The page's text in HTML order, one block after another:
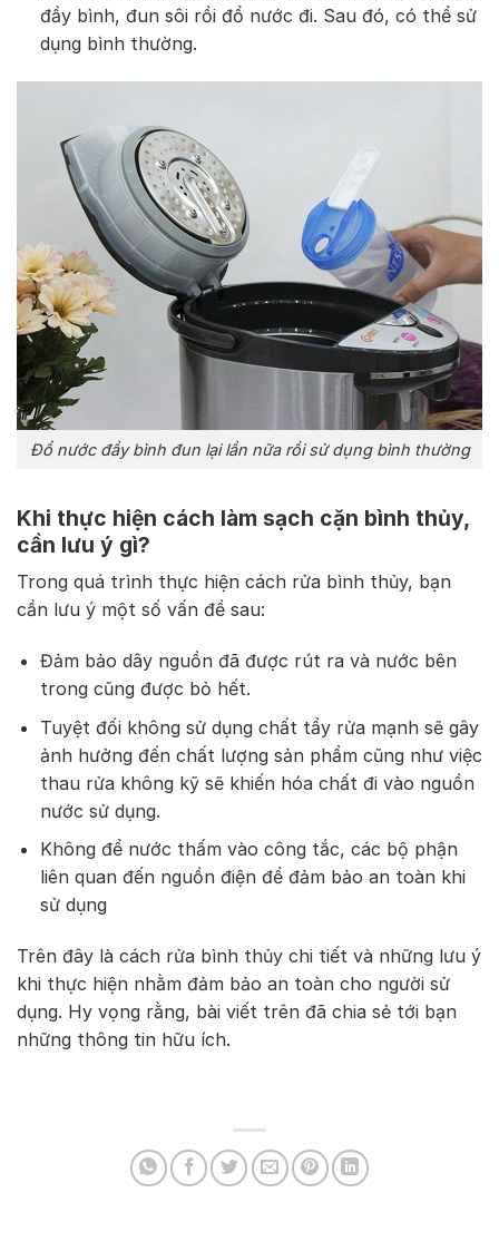
đầy bình, đun sôi rồi đổ nước đi. Sau đó, có thể sử
dụng bình thường.
Đổ nước đầy bình đun lại lần nữa rồi sử dụng bình thường
Khi thực hiện cách làm sạch cặn bình thủy,
cần lưu ý gì?
Trong quá trình thực hiện cách rửa bình thủy, bạn
cần lưu ý một số vấn đề sau:
Đảm bảo dây nguồn đã được rút ra và nước bên
trong cũng được bỏ hết.
Tuyệt đối không sử dụng chất tẩy rửa mạnh sẽ gây
ảnh hưởng đến chất lượng sản phẩm cũng như việc
thau rửa không kỹ sẽ khiến hóa chất đi vào nguồn
nước sử dụng.
Không để nước thấm vào công tắc, các bộ phận
liên quan đến nguồn điện để đảm bảo an toàn khi
sử dụng
Trên đây là cách rửa bình thủy chi tiết và những lưu ý
khi thực hiện nhằm đảm bảo an toàn cho người sử
dụng. Hy vọng rằng, bài viết trên đã chia sẻ tới bạn
những thông tin hữu ích.